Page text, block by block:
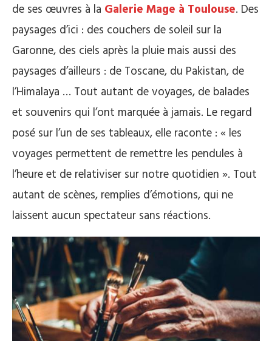
de ses œuvres à la Galerie Mage à Toulouse. Des
paysages d’ici : des couchers de soleil sur la
Garonne, des ciels après la pluie mais aussi des
paysages d’ailleurs : de Toscane, du Pakistan, de
l’Himalaya … Tout autant de voyages, de balades
et souvenirs qui l’ont marquée à jamais. Le regard
posé sur l’un de ses tableaux, elle raconte : « les
voyages permettent de remettre les pendules à
l’heure et de relativiser sur notre quotidien ». Tout
autant de scènes, remplies d’émotions, qui ne
laissent aucun spectateur sans réactions.